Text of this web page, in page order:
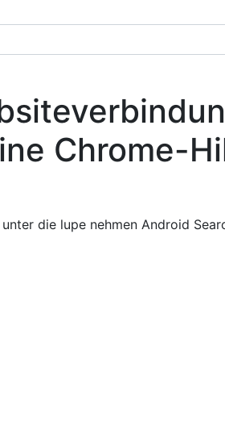
Chrome-
die lupe nehmen Android